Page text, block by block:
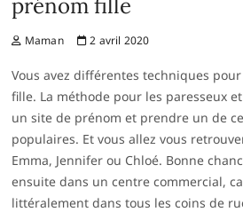
prénom fille
Maman 2 avril 2020
Vous avez différentes techniques
fille. La méthode pour les paresseux
un site de prénom et prendre un de
populaires. Et vous allez vous
Emma, Jennifer ou Chloé. Bonne
ensuite dans un centre commercial,
littéralement dans tous les coins de